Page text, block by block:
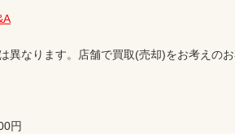
異なります。店舗で買取(売却)をお考えの
円